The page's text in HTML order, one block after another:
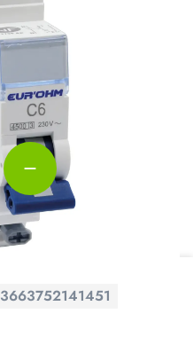
3663752141451
remove